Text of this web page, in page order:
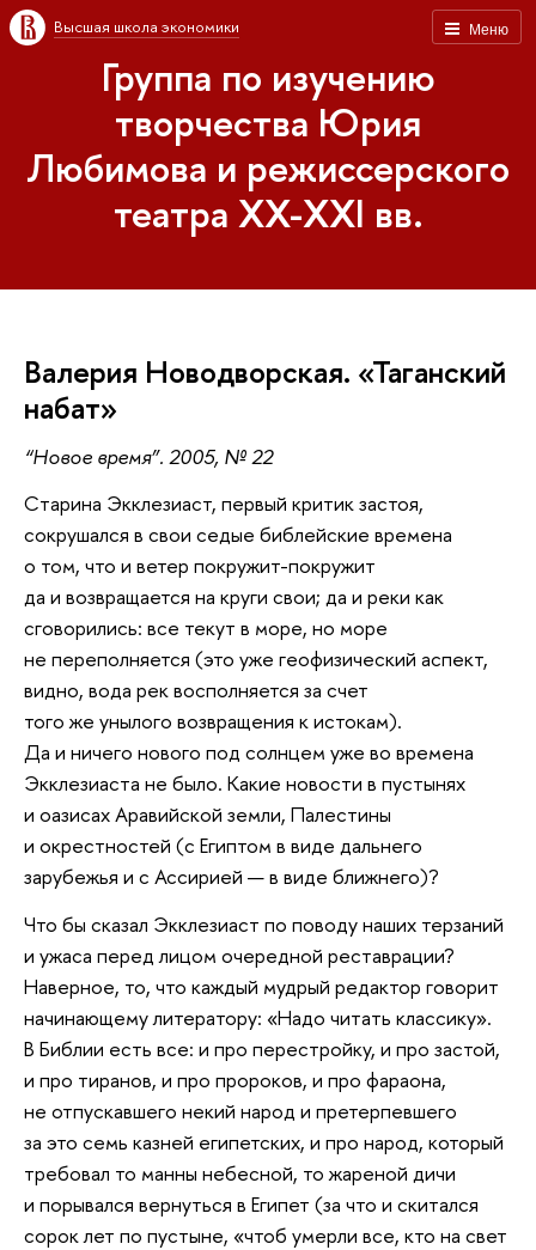
Меню
Высшая школа экономики
Группа по изучению
творчества Юрия
Любимова и режиссерского
театра XX-XXI вв.
Валерия Новодворская. «Таганский
набат»
“Новое время”. 2005, № 22
Cтарина Экклезиаст, первый критик застоя,
сокрушался в свои седые библейские времена
о том, что и ветер покружит-покружит
да и возвращается на круги свои; да и реки как
сговорились: все текут в море, но море
не переполняется (это уже геофизический аспект,
видно, вода рек восполняется за счет
того же унылого возвращения к истокам).
Да и ничего нового под солнцем уже во времена
Экклезиаста не было. Какие новости в пустынях
и оазисах Аравийской земли, Палестины
и окрестностей (с Египтом в виде дальнего
зарубежья и с Ассирией — в виде ближнего)?
Что бы сказал Экклезиаст по поводу наших терзаний
и ужаса перед лицом очередной реставрации?
Наверное, то, что каждый мудрый редактор говорит
начинающему литератору: «Надо читать классику».
В Библии есть все: и про перестройку, и про застой,
и про тиранов, и про пророков, и про фараона,
не отпускавшего некий народ и претерпевшего
за это семь казней египетских, и про народ, который
требовал то манны небесной, то жареной дичи
и порывался вернуться в Египет (за что и скитался
сорок лет по пустыне, «чтоб умерли все, кто на свет